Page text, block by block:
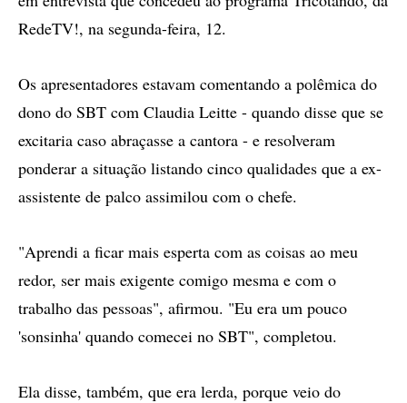
RedeTV!, na segunda-feira, 12.
Os apresentadores estavam comentando a polêmica do
dono do SBT com Claudia Leitte - quando disse que se
excitaria caso abraçasse a cantora - e resolveram
ponderar a situação listando cinco qualidades que a ex-
assistente de palco assimilou com o chefe.
"Aprendi a ficar mais esperta com as coisas ao meu
redor, ser mais exigente comigo mesma e com o
trabalho das pessoas", afirmou. "Eu era um pouco
'sonsinha' quando comecei no SBT", completou.
Ela disse, também, que era lerda, porque veio do